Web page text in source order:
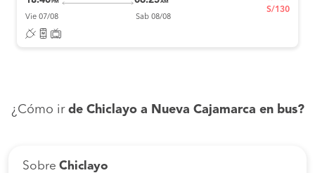
PM AM
Vie 07/08 Sab 08/08
S/130
¿Cómo ir de Chiclayo a Nueva Cajamarca en bus?
Sobre Chiclayo